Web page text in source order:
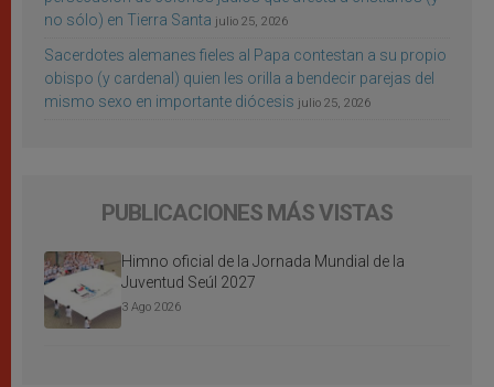
no sólo) en Tierra Santa julio 25, 2026
Sacerdotes alemanes fieles al Papa contestan a su propio
obispo (y cardenal) quien les orilla a bendecir parejas del
mismo sexo en importante diócesis julio 25, 2026
PUBLICACIONES MÁS VISTAS
Himno oficial de la Jornada Mundial de la
Juventud Seúl 2027
3 Ago 2026